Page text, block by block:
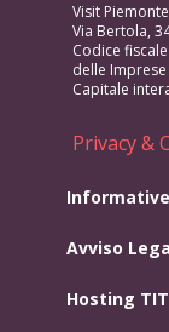
Visit
Via Bertola,
Codice
delle Imprese
Capitale
Privacy &
Avviso
Hosting